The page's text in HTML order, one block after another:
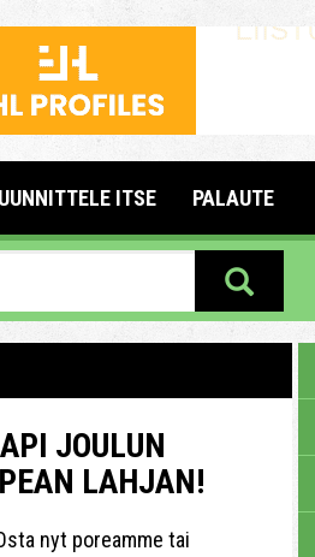
ITSE PALAUTE
JOULUN
LAHJAN!
nyt poreamme tai